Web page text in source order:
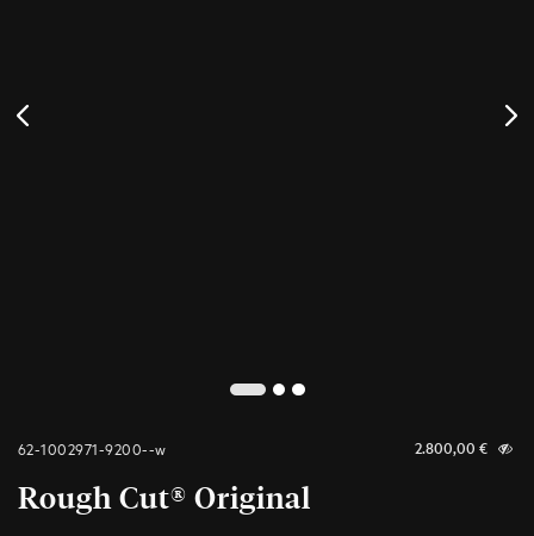
2
62-1002971-9200--w 2.800,00 €
Rough Cut® Original